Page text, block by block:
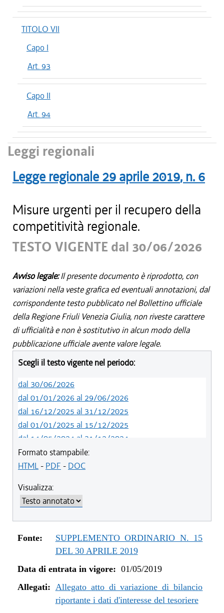
TITOLO VII
Capo I
Art. 93
Capo II
Art. 94
Leggi regionali
Legge regionale 29 aprile 2019, n. 6
Misure urgenti per il recupero della
competitività regionale.
TESTO VIGENTE dal 30/06/2026
Avviso legale:Il presente documento è riprodotto, con
variazioni nella veste grafica ed eventuali annotazioni, dal
corrispondente testo pubblicato nel Bollettino ufficiale
della Regione Friuli Venezia Giulia, non riveste carattere
di ufficialità e non è sostitutivo in alcun modo della
pubblicazione ufficiale avente valore legale.
Scegli il testo vigente nel periodo:
dal 30/06/2026
dal 01/01/2026 al 29/06/2026
dal 16/12/2025 al 31/12/2025
dal 01/01/2025 al 15/12/2025
dal 14/05/2024 al 31/12/2024
dal 12/08/2023 al 13/05/2024
dal 05/08/2022 al 11/08/2023
dal 12/08/2021 al 05/11/2021
dal 26/02/2021 al 11/08/2021
dal 02/07/2020 al 25/02/2021
dal 01/01/2020 al 01/07/2020
dal 07/11/2019 al 31/12/2019
dal 01/05/2019 al 10/07/2019
Formato stampabile:
HTML- PDF - DOC
Visualizza:
Fonte:
SUPPLEMENTO ORDINARIO N. 15
DEL 30 APRILE 2019
Data di entrata in vigore: 01/05/2019
Allegati: Allegato atto di variazione di bilancio
riportante i dati d'interesse del tesoriere